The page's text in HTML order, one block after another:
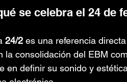
se celebra el 24 de
24/2 es una referencia
la consolidación del EBM
en definir su sonido y